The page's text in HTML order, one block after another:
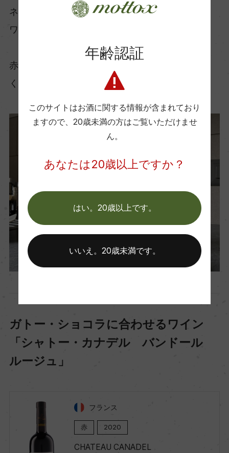
ネ・ソーヴィニヨンや、酸味の強すぎるピノ・ノ
ワールはおすすめしません。
赤ワインとガトー・ショコラ、ぜひ合わせてみて
くださいね！
ガトー・ショコラに合わせるワイン
「シャトー・カナデル バンドール
ルージュ」
フランス
赤 2020
CHATEAU CANADEL
年齢認証
このサイトはお酒に関する情報が含まれており
ますので、 20歳未満の方はご覧いただけませ
ん。
あなたは20歳以上ですか？
はい。20歳以上です。
いいえ。20歳未満です。